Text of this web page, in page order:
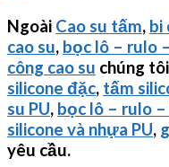
Ngoài Cao su tấm, bi
cao su, bọc lô – rulo
công cao su chúng
silicone đặc, tấm
su PU, bọc lô – rulo –
silicone và nhựa PU,
yêu cầu.